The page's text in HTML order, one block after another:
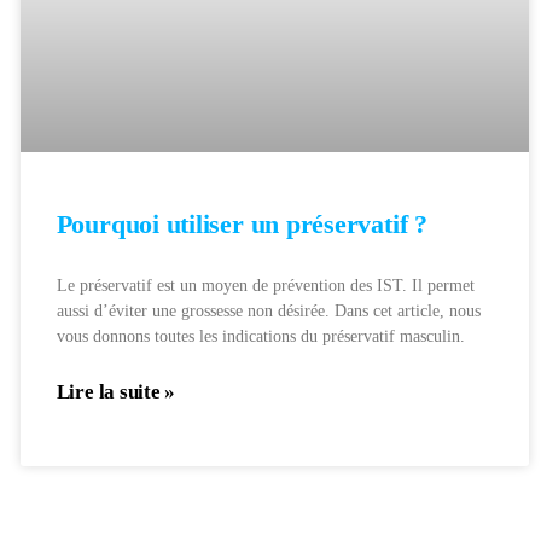
Pourquoi utiliser un préservatif ?
Le préservatif est un moyen de prévention des IST. Il permet
aussi d’éviter une grossesse non désirée. Dans cet article, nous
vous donnons toutes les indications du préservatif masculin.
Lire la suite »